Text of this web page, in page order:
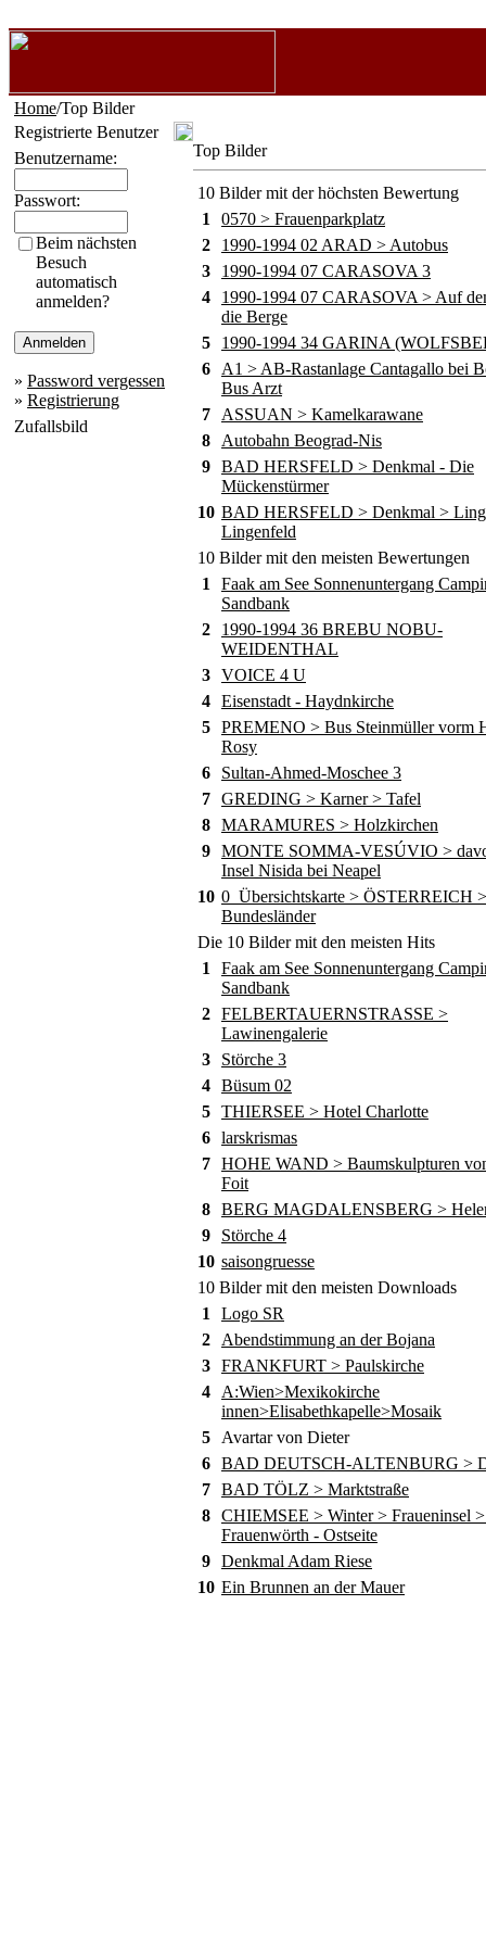
Home/Top Bilder
Registrierte Benutzer
Benutzername:
Passwort:
Beim nächsten
Besuch
automatisch
anmelden?
» Password vergessen
» Registrierung
Zufallsbild
Top Bilder
10 Bilder mit der höchsten Bewertung
1
0570 > Frauenparkplatz
2
1990-1994 02 ARAD > Autobus
3
1990-1994 07 CARASOVA 3
4
1990-1994 07 CARASOVA > Auf
die Berge
5
1990-1994 34 GARINA
6
A1 > AB-Rastanlage Cantagallo bei
Bus Arzt
7
ASSUAN > Kamelkarawane
8
Autobahn Beograd-Nis
9 BAD HERSFELD > Denkmal - Die
Mückenstürmer
10 BAD HERSFELD > Denkmal >
Lingenfeld
10 Bilder mit den meisten Bewertungen
1
Faak am See Sonnenuntergang
Sandbank
2
1990-1994 36 BREBU NOBU-
WEIDENTHAL
3 VOICE 4 U
4 Eisenstadt - Haydnkirche
5 PREMENO > Bus Steinmüller vorm
Rosy
6
Sultan-Ahmed-Moschee 3
7 GREDING > Karner > Tafel
8 MARAMURES > Holzkirchen
9 MONTE SOMMA-VESÚVIO >
Insel Nisida bei Neapel
10 0_Übersichtskarte > ÖSTERREICH >
Bundesländer
Die 10 Bilder mit den meisten Hits
1
Faak am See Sonnenuntergang
Sandbank
2 FELBERTAUERNSTRASSE >
Lawinengalerie
3
Störche 3
4 Büsum 02
5 THIERSEE > Hotel Charlotte
6 larskrismas
7 HOHE WAND > Baumskulpturen
Foit
8 BERG MAGDALENSBERG >
9
Störche 4
10 saisongruesse
10 Bilder mit den meisten Downloads
1
Logo SR
2
Abendstimmung an der Bojana
3 FRANKFURT > Paulskirche
4
A:Wien>Mexikokirche
innen>Elisabethkapelle>Mosaik
5
Avartar von Dieter
6 BAD DEUTSCH-ALTENBURG >
7 BAD TÖLZ > Marktstraße
8 CHIEMSEE > Winter > Fraueninsel
Frauenwörth - Ostseite
9 Denkmal Adam Riese
10 Ein Brunnen an der Mauer